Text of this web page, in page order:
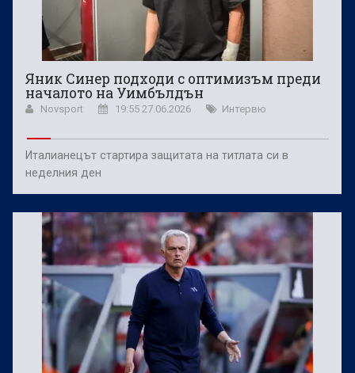
Яник Синер подходи с оптимизъм преди
началото на Уимбълдън
Novsport 19:55 27.06.2026 Интервю
Италианецът стартира защитата на титлата си в
неделния ден